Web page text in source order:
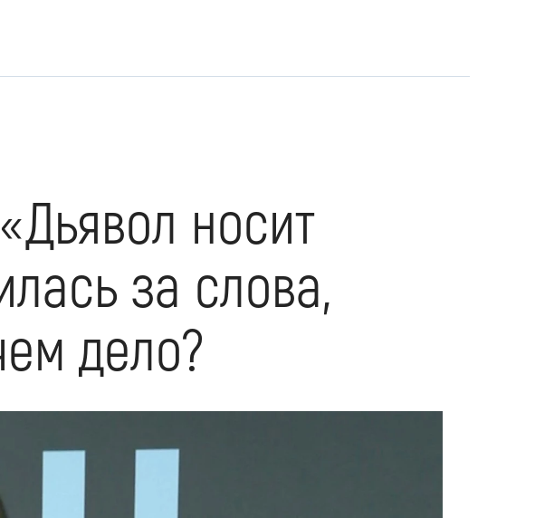
носит
за слова,
дело?